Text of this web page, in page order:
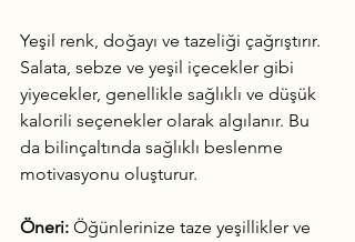
Yeşil renk, doğayı ve tazeliği çağrıştırır.
Salata, sebze ve yeşil içecekler gibi
yiyecekler, genellikle sağlıklı ve düşük
kalorili seçenekler olarak algılanır. Bu
da bilinçaltında sağlıklı beslenme
motivasyonu oluşturur.
Öneri: Öğünlerinize taze yeşillikler ve